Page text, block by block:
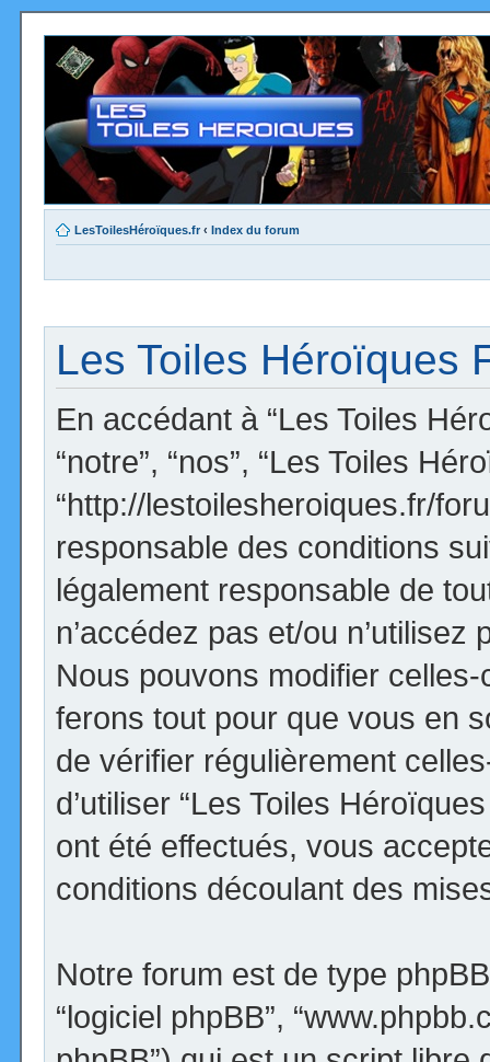
LesToilesHéroïques.fr ‹ Index du forum
Les Toiles Héroïques
En accédant à “Les Toiles
“notre”, “nos”, “Les Toiles
“http://lestoilesheroiques.fr/
responsable des conditions
légalement responsable de
n’accédez pas et/ou n’utilisez
Nous pouvons modifier
ferons tout pour que vous en
de vérifier régulièrement
d’utiliser “Les Toiles
ont été effectués, vous
conditions découlant des
Notre forum est de type phpBB
“logiciel phpBB”,